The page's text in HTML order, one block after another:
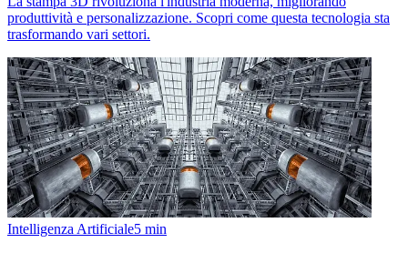
produttività e personalizzazione. Scopri come questa tecnologia sta
trasformando vari settori.
Intelligenza Artificiale5 min